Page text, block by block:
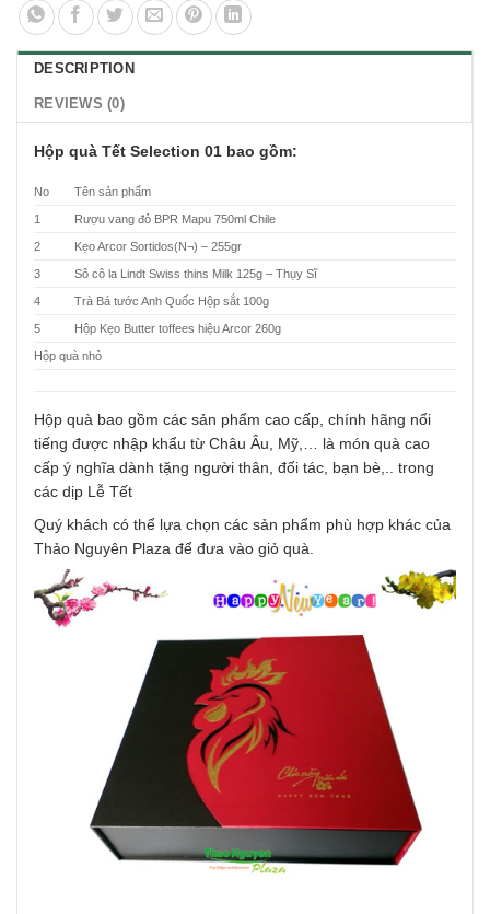
DESCRIPTION
REVIEWS (0)
Hộp quà Tết Selection 01 bao gồm:
No Tên sản phẩm
1 Rượu vang đỏ BPR Mapu 750ml Chile
2 Kẹo Arcor Sortidos(N¬) – 255gr
3 Sô cô la Lindt Swiss thins Milk 125g – Thụy Sĩ
4 Trà Bá tước Anh Quốc Hộp sắt 100g
5 Hộp Kẹo Butter toffees hiệu Arcor 260g
Hộp quà nhỏ
Hộp quà bao gồm các sản phẩm cao cấp, chính hãng nổi
tiếng được nhập khẩu từ Châu Âu, Mỹ,… là món quà cao
cấp ý nghĩa dành tặng người thân, đối tác, bạn bè,.. trong
các dịp Lễ Tết
Quý khách có thể lựa chọn các sản phẩm phù hợp khác của
Thảo Nguyên Plaza để đưa vào giỏ quà.